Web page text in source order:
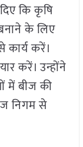
कि कृषि
के लिए
करें।
करें। उन्होंने
में बीज की
निगम से